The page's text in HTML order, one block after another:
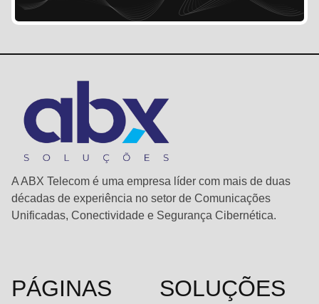
A ABX Telecom é uma empresa líder com mais de duas
décadas de experiência no setor de Comunicações
Unificadas, Conectividade e Segurança Cibernética.
PÁGINAS SOLUÇÕES